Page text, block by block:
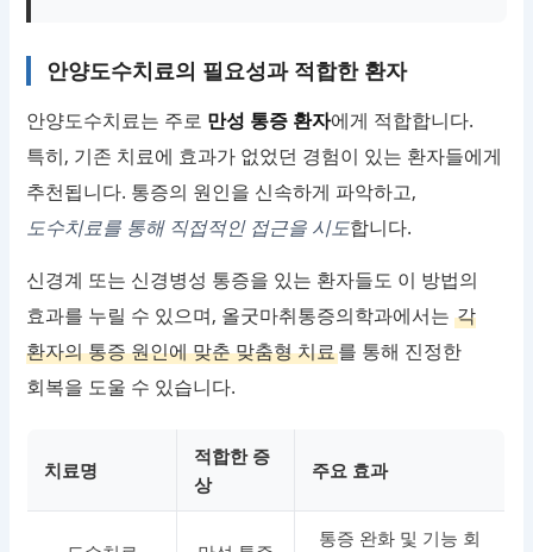
안양도수치료의 필요성과 적합한 환자
안양도수치료는 주로 만성 통증 환자에게 적합합니다.
특히, 기존 치료에 효과가 없었던 경험이 있는 환자들에게
추천됩니다. 통증의 원인을 신속하게 파악하고,
도수치료를 통해 직접적인 접근을 시도합니다.
신경계 또는 신경병성 통증을 있는 환자들도 이 방법의
효과를 누릴 수 있으며, 올굿마취통증의학과에서는각
환자의 통증 원인에 맞춘 맞춤형 치료를 통해 진정한
회복을 도울 수 있습니다.
치료명
적합한 증
상
주요 효과
통증 완화 및 기능 회